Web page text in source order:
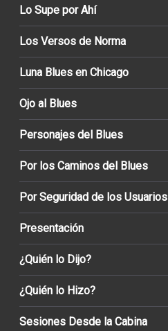
Lo Supe por Ahí
Los Versos de Norma
Luna Blues en Chicago
Ojo al Blues
Personajes del Blues
Por los Caminos del Blues
Por Seguridad de los Usuarios
Presentación
¿Quién lo Dijo?
¿Quién lo Hizo?
Sesiones Desde la Cabina